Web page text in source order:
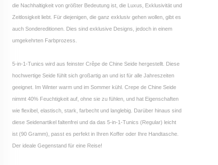
die Nachhaltigkeit von größter Bedeutung ist, die Luxus, Exklusivität und
Zeitlosigkeit liebt. Für diejenigen, die ganz exklusiv gehen wollen, gibt es
auch Sondereditionen. Dies sind exklusive Designs, jedoch in einem
umgekehrten Farbprozess.
5-in-1-Tunics wird aus feinster Crêpe de Chine Seide hergestellt. Diese
hochwertige Seide fühlt sich großartig an und ist für alle Jahreszeiten
geeignet. Im Winter warm und im Sommer kühl. Crepe de Chine Seide
nimmt 40% Feuchtigkeit auf, ohne sie zu fühlen, und hat Eigenschaften
wie flexibel, elastisch, stark, farbecht und langlebig. Darüber hinaus sind
diese Seidenartikel faltenfrei und da das 5-in-1-Tunics (Regular) leicht
ist (90 Gramm), passt es perfekt in Ihren Koffer oder Ihre Handtasche.
Der ideale Gegenstand für eine Reise!